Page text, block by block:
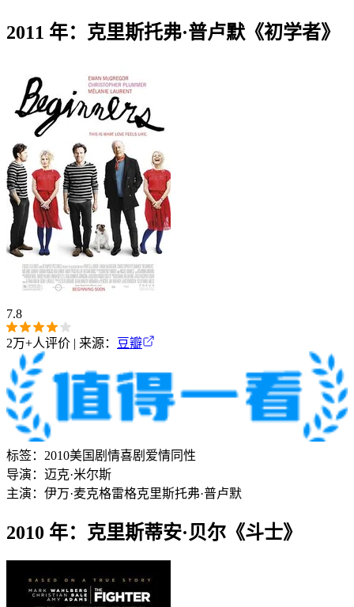
2011 年：克里斯托弗·普卢默《初学者》
7.8
2万+人评价 | 来源： 豆瓣
标签： 2010美国 剧情喜剧 爱情同性
导演： 迈克·米尔斯
主演： 伊万·麦克格雷格克里斯托弗·普卢默
2010 年：克里斯蒂安·贝尔《斗士》